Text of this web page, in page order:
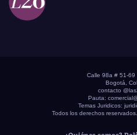
Calle 98a # 51-69
Bogotá,
contacto
Pauta:
Temas Juridicos:
Todos los derechos